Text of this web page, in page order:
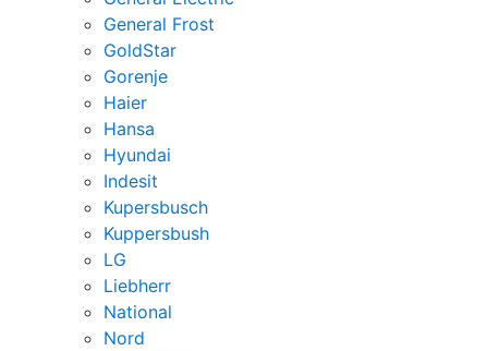
General Frost
GoldStar
Gorenje
Haier
Hansa
Hyundai
Indesit
Kupersbusch
Kuppersbush
LG
Liebherr
National
Nord